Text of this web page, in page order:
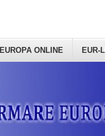
EUROPA ONLINE EUR-